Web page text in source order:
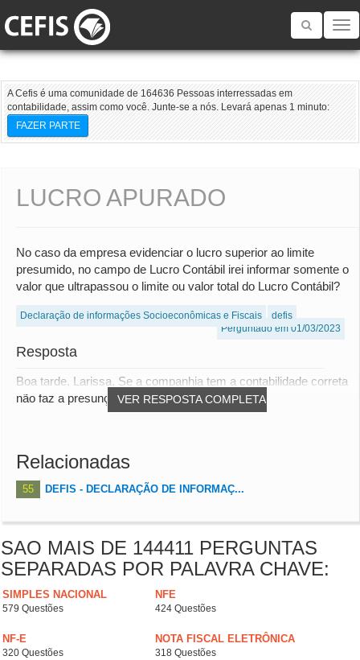
Toggle
A Cefis é uma comunidade de 164636 Pessoas interressadas em
contabilidade, assim como você. Junte-se a nós. Levará apenas 1 minuto:
FAZER PARTE
LUCRO APURADO
No caso da empresa evidenciar o lucro superior ao limite
presumido, no campo de Lucro Contábil irei informar somente o
valor que ultrapassou o limite ou valor total do Lucro Contábil?
Declaração de informações Socioeconômicas e Fiscais
defis
Perguntado em 01/03/2023
Resposta
VER RESPOSTA COMPLETA
Boa tarde, Larissa, Se a companhia tem a contabilidade correta
não faz a presunção, então pode inf...
Relacionadas
55 DEFIS - DECLARAÇÃO DE INFORMAÇ...
SAO MAIS DE 144411 PERGUNTAS
SEPARADAS POR PALAVRA CHAVE:
SIMPLES NACIONAL
579 Questões
NFE
424 Questões
NF-E
320 Questões
NOTA FISCAL ELETRÔNICA
318 Questões